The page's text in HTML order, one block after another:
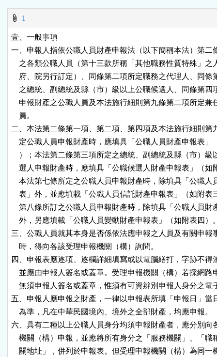
能
按
鈕
區
1
壹、一般事項
一、申報人指依公職人員財產申報法（以下簡稱本法）第二
之各類公職人員（第十三款所稱「其他職務性質特殊」之
府、院另行訂定）、同條第二項所定職務之代理人、同條
之總統、副總統及縣（市）級以上公職候選人、同條第四
申報財產之公職人員及本法施行細則第九條第二項所定兼
    員。
二、本法第二條第一項、第二項、第四項及本法施行細則第
定公職人員申報財產時，應填具「公職人員財產申報表」
）；本法第二條第三項所定之總統、副總統及縣（市）級
選人申報財產時，應填具「公職候選人財產申報表」（如
本法第七條所定之公職人員申報財產時，除填具「公職人
表」外，並應填載「公職人員信託財產申報表」（如附表
第八條所訂之公職人員申報財產時，除填具「公職人員財
外，另應填載「公職人員變動財產申報表」（如附表四）
三、公職人員就其本身是否係依法應申報之人員及有關申報
    時，得向各該受理申報機關（構）詢問。
四、申報表應逐項、逐欄詳細填寫或以電腦繕打，字跡不得
並應由申報人簽名或蓋章。受理申報機關（構）若採網路
無須申報人簽名或蓋章，惟須有可資辨別申報人身分之電
五、申報人應申報之財產，一律以申報表所填「申報日」當
    為準，凡在中華民國境內、境外之全部財產，均應申報。
六、具有二種以上公職人員身分均須申報財產者，應分別向
機關（構）申報，並應將所有身分之「服務機關」、「職
關地址」，併列於申報表。但受理申報機關（構）為同一